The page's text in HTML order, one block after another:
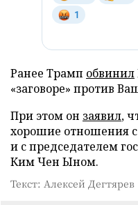
Ранее Трамп обвинил
«заговоре» против
При этом он заявил,
хорошие отношения
и с председателем
Ким Чен Ыном.
Текст: Алексей Дегтярев